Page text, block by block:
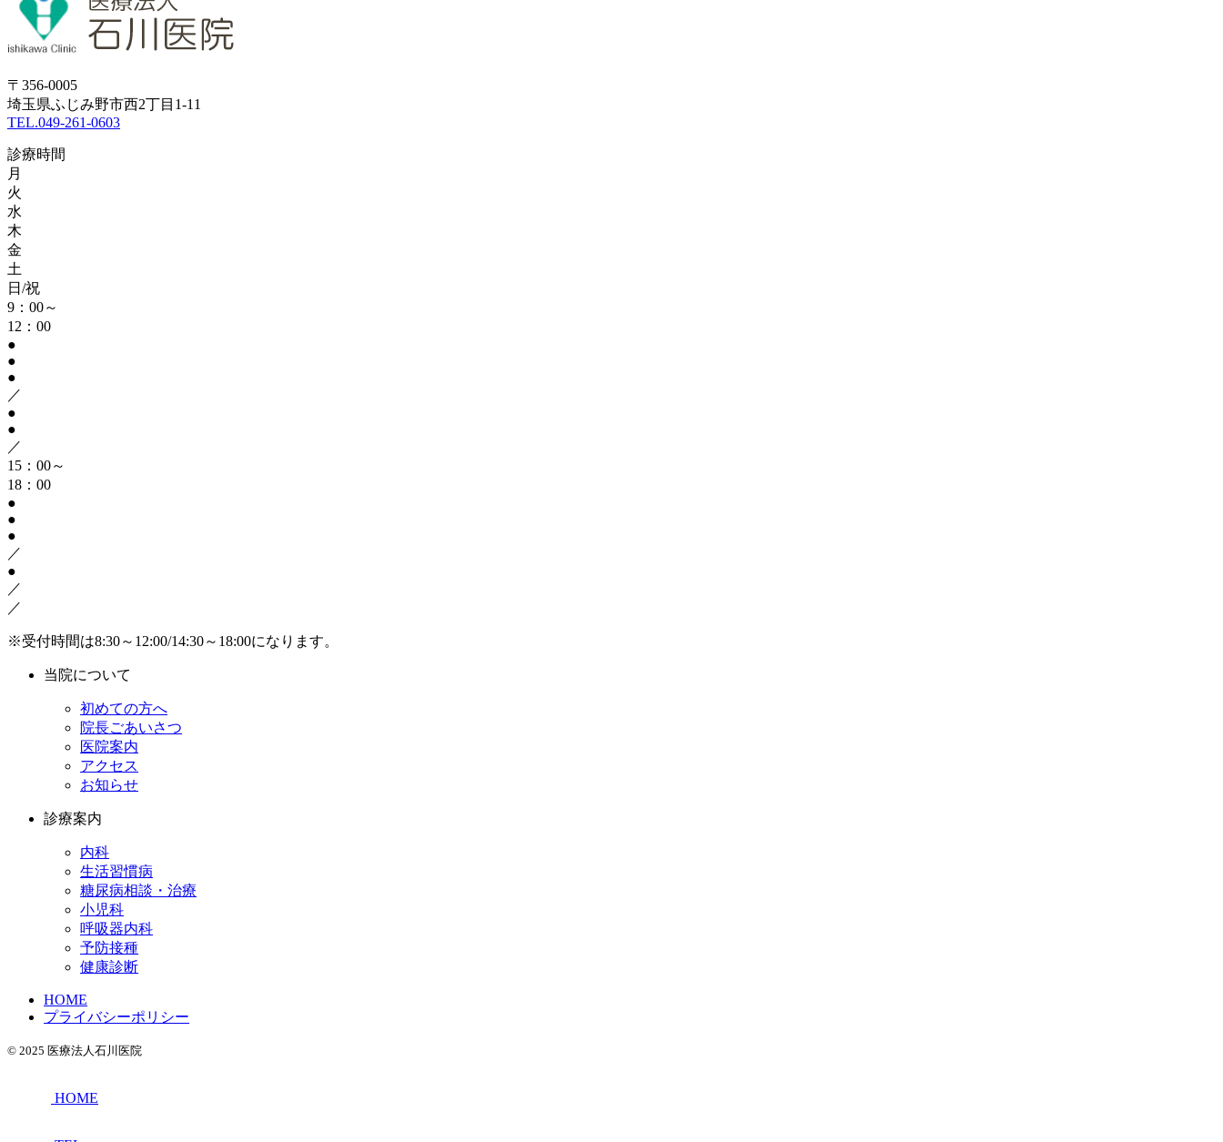
〒356-0005
埼玉県ふじみ野市西2丁目1-11
TEL.049-261-0603
診療時間
月
火
水
木
金
土
日/祝
9：00～
12：00
●
●
●
／
●
●
／
15：00～
18：00
●
●
●
／
●
／
／
※受付時間は8:30～12:00/14:30～18:00になります。
当院について
初めての方へ
院長ごあいさつ
医院案内
アクセス
お知らせ
診療案内
内科
生活習慣病
糖尿病相談・治療
小児科
呼吸器内科
予防接種
健康診断
HOME
プライバシーポリシー
© 2025 医療法人石川医院
HOME